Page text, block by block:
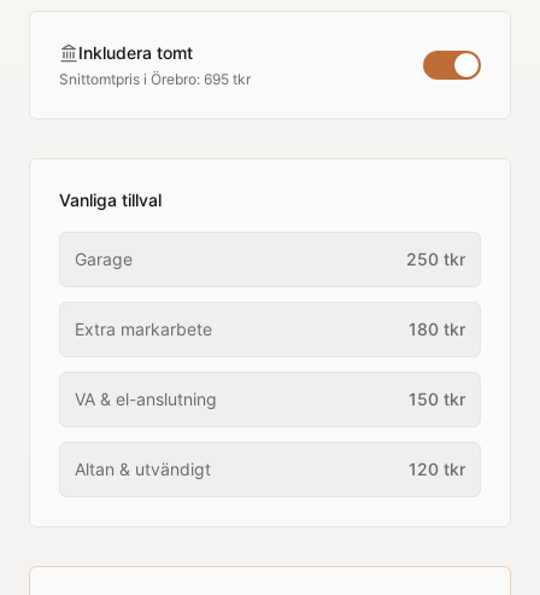
Inkludera tomt
Snittomtpris i Örebro: 695 tkr
Vanliga tillval
Garage 250 tkr
Extra markarbete 180 tkr
VA & el-anslutning 150 tkr
Altan & utvändigt 120 tkr